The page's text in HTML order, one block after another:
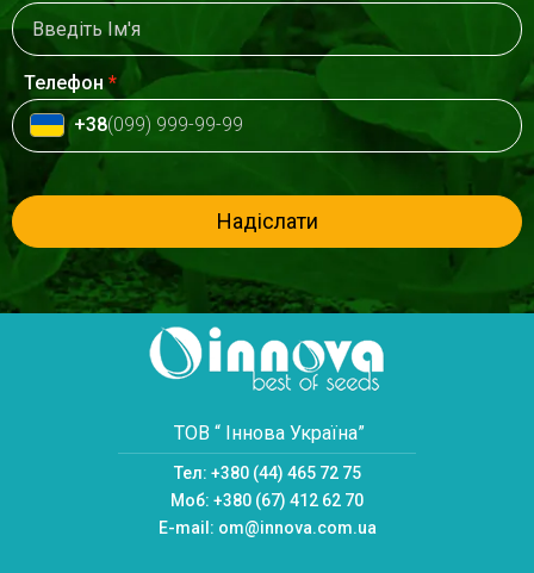
Телефон*
+38(099) 999-99-99
Надіслати
ТОВ “ Іннова Україна”
Тел: +380 (44) 465 72 75
Моб: +380 (67) 412 62 70
E-mail: om@innova.com.ua